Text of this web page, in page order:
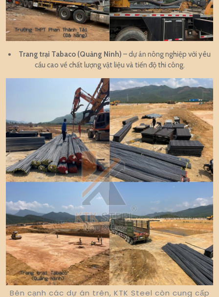
Trang trại Tabaco (Quảng Ninh) – dự án nông nghiệp với yêu
cầu cao về chất lượng vật liệu và tiến độ thi công.
Bên cạnh các dự án trên, KTK Steel còn cung cấp